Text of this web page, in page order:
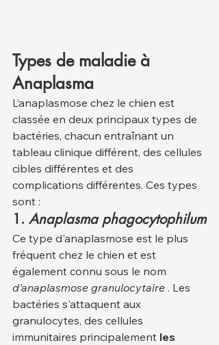
Types de maladie à
Anaplasma
L’anaplasmose chez le chien est
classée en deux principaux types de
bactéries, chacun entraînant un
tableau clinique différent, des cellules
cibles différentes et des
complications différentes. Ces types
sont :
1. Anaplasma phagocytophilum
Ce type d'anaplasmose est le plus
fréquent chez le chien et est
également connu sous le nom
d'anaplasmose granulocytaire . Les
bactéries s'attaquent aux
granulocytes, des cellules
immunitaires principalement les